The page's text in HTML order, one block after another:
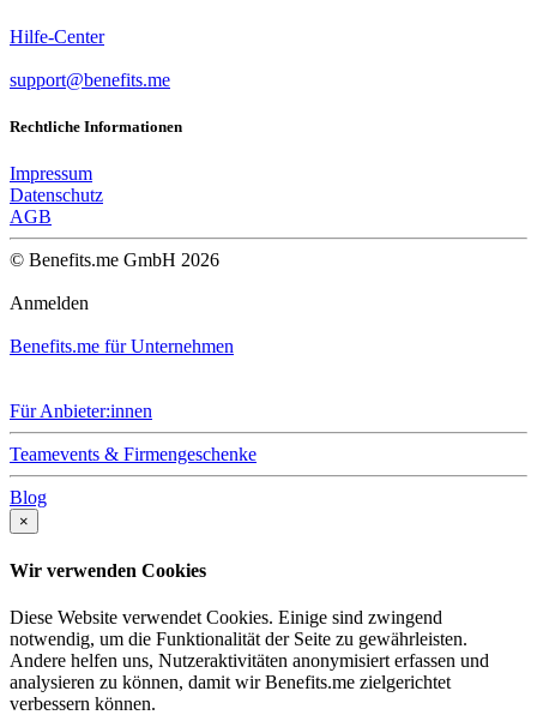
Hilfe-Center
support@benefits.me
Rechtliche Informationen
Impressum
Datenschutz
AGB
© Benefits.me GmbH 2026
Anmelden
Benefits.me für Unternehmen
Für Anbieter:innen
Teamevents & Firmengeschenke
Blog
×
Wir verwenden Cookies
Diese Website verwendet Cookies. Einige sind zwingend
notwendig, um die Funktionalität der Seite zu gewährleisten.
Andere helfen uns, Nutzeraktivitäten anonymisiert erfassen und
analysieren zu können, damit wir Benefits.me zielgerichtet
verbessern können.